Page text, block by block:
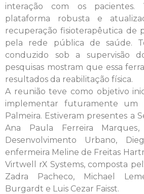
interação com os pacientes.
plataforma robusta e
recuperação fisioterapêutica de
pela rede pública de saúde.
conduzido sob a supervisão
pesquisas mostram que essa
resultados da reabilitação física.
A reunião teve como objetivo
implementar futuramente
Palmeira. Estiveram presentes a
Ana Paula Ferreira
Desenvolvimento Urbano,
enfermeira Meline de Freitas
Virtwell rX Systems, composta
Zadra Pacheco, Michael
Burgardt e Luis Cezar Faisst.